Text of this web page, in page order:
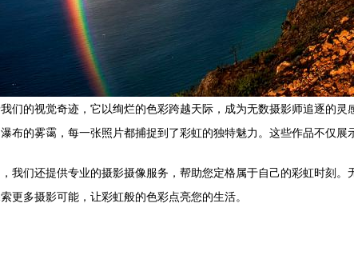
们的视觉奇迹，它以绚烂的色彩跨越天际，成为无数摄影师追逐的
布的雾霭，每一张照片都捕捉到了彩虹的独特魅力。这些作品不仅
我们还提供专业的摄影摄像服务，帮助您定格属于自己的彩虹时刻
更多摄影可能，让彩虹般的色彩点亮您的生活。